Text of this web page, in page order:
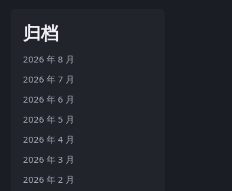
归档
2026 年 8 月
2026 年 7 月
2026 年 6 月
2026 年 5 月
2026 年 4 月
2026 年 3 月
2026 年 2 月